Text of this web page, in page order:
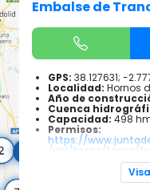
Embalse de
GPS: 38.127631; -
Localidad: Hornos
Año de
Cuenca
Capacidad: 498
Permisos:
https://
/apl/tasas/tasas/
No
Especies